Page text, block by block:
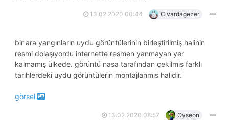
13.02.2020 00:44 Civardagezer
bir ara yangınların uydu görüntülerinin birleştirilmiş halinin
resmi dolaşıyordu internette resmen yanmayan yer
kalmamış ülkede. görüntü nasa tarafından çekilmiş farklı
tarihlerdeki uydu görüntülerin montajlanmış halidir.
görsel
13.02.2020 08:57 Oyseon